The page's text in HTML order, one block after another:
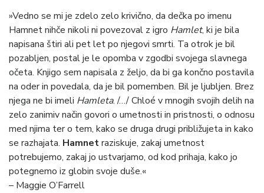
»Vedno se mi je zdelo zelo krivično, da dečka po imenu
Hamnet nihče nikoli ni povezoval z igro Hamlet, ki je bila
napisana štiri ali pet let po njegovi smrti. Ta otrok je bil
pozabljen, postal je le opomba v zgodbi svojega slavnega
očeta. Knjigo sem napisala z željo, da bi ga končno postavila
na oder in povedala, da je bil pomemben. Bil je ljubljen. Brez
njega ne bi imeli Hamleta. /…/ Chloé v mnogih svojih delih na
zelo zanimiv način govori o umetnosti in pristnosti, o odnosu
med njima ter o tem, kako se druga drugi približujeta in kako
se razhajata. Hamnetraziskuje, zakaj umetnost
potrebujemo, zakaj jo ustvarjamo, od kod prihaja, kako jo
potegnemo iz globin svoje duše.«
– Maggie O’Farrell